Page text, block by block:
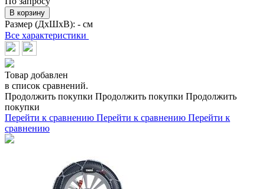
В корзину
Размер (ДхШхВ): - см
Все характеристики
Товар добавлен
в список сравнений.
Продолжить покупки Продолжить покупки Продолжить
покупки
Перейти к сравнению Перейти к сравнению Перейти к
сравнению